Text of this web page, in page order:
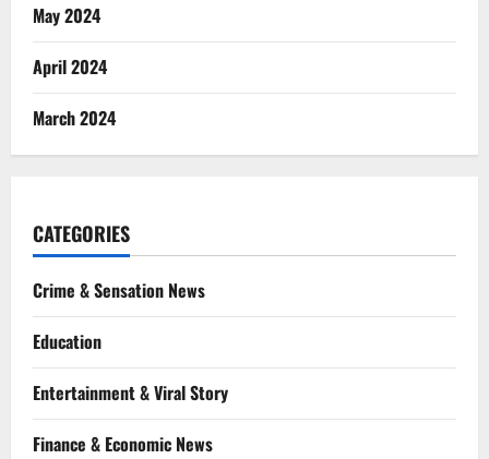
May 2024
April 2024
March 2024
CATEGORIES
Crime & Sensation News
Education
Entertainment & Viral Story
Finance & Economic News